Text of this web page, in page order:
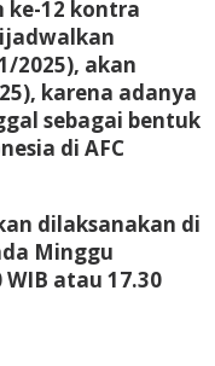
ke-12 kontra
2025), akan
karena adanya
sebagai bentuk
di AFC
dilaksanakan di
Minggu
atau 17.30